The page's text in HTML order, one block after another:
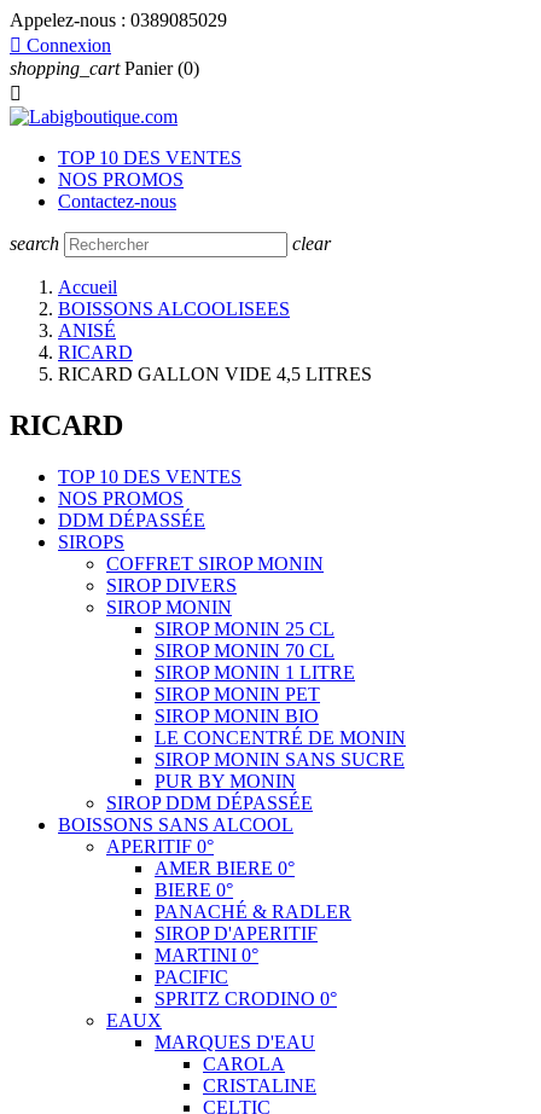
Appelez-nous : 0389085029
 Connexion
shopping_cart Panier (0)

TOP 10 DES VENTES
NOS PROMOS
Contactez-nous
search clear
Accueil
BOISSONS ALCOOLISEES
ANISÉ
RICARD
RICARD GALLON VIDE 4,5 LITRES
RICARD
TOP 10 DES VENTES
NOS PROMOS
DDM DÉPASSÉE
SIROPS
COFFRET SIROP MONIN
SIROP DIVERS
SIROP MONIN
SIROP MONIN 25 CL
SIROP MONIN 70 CL
SIROP MONIN 1 LITRE
SIROP MONIN PET
SIROP MONIN BIO
LE CONCENTRÉ DE MONIN
SIROP MONIN SANS SUCRE
PUR BY MONIN
SIROP DDM DÉPASSÉE
BOISSONS SANS ALCOOL
APERITIF 0°
AMER BIERE 0°
BIERE 0°
PANACHÉ & RADLER
SIROP D'APERITIF
MARTINI 0°
PACIFIC
SPRITZ CRODINO 0°
EAUX
MARQUES D'EAU
CAROLA
CRISTALINE
CELTIC